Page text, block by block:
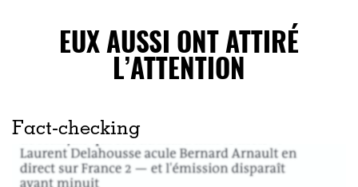
EUX AUSSI ONT ATTIRÉ
L’ATTENTION
Fact-checking